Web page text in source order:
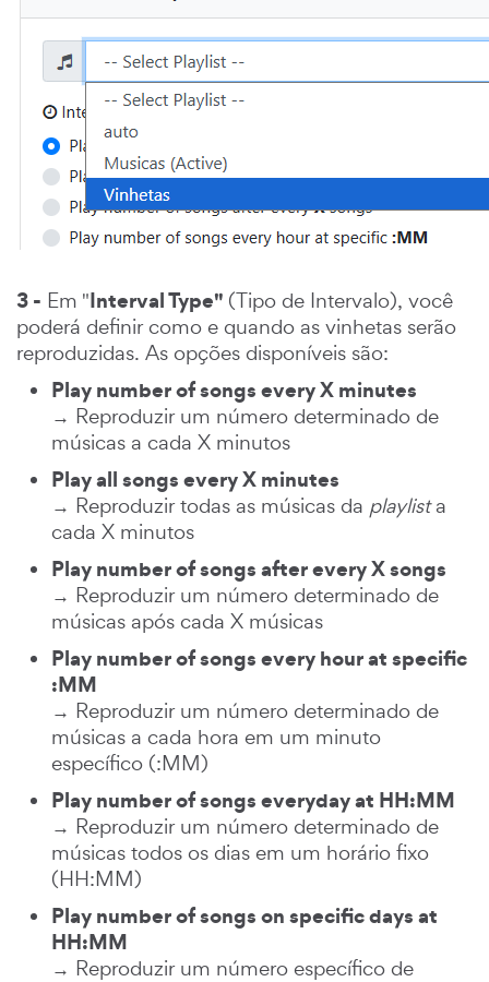
3 - Em "Interval Type" (Tipo de Intervalo), você
poderá definir como e quando as vinhetas serão
reproduzidas. As opções disponíveis são:
Play number of songs every X minutes
→ Reproduzir um número determinado de
músicas a cada X minutos
Play all songs every X minutes
→ Reproduzir todas as músicas da playlista
cada X minutos
Play number of songs after every X songs
→ Reproduzir um número determinado de
músicas após cada X músicas
Play number of songs every hour at specific
:MM
→ Reproduzir um número determinado de
músicas a cada hora em um minuto
específico (:MM)
Play number of songs everyday at HH:MM
→ Reproduzir um número determinado de
músicas todos os dias em um horário fixo
(HH:MM)
Play number of songs on specific days at
HH:MM
→ Reproduzir um número específico de